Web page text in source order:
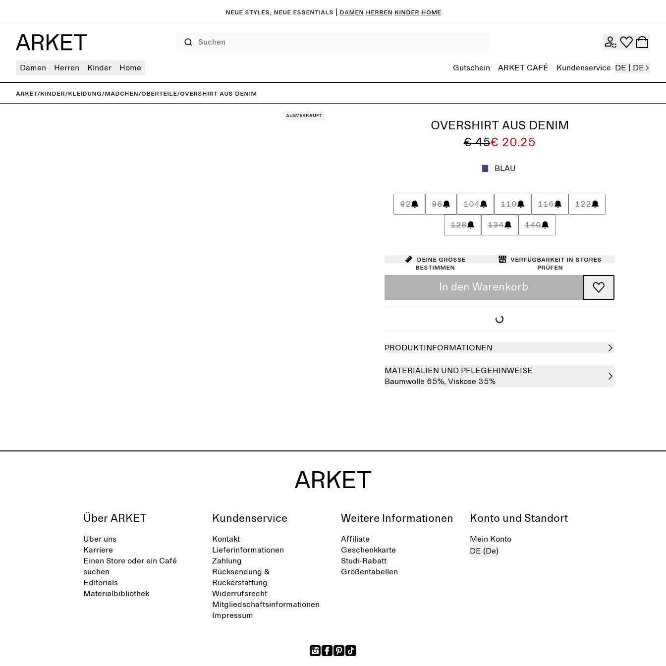
Neue Styles, neue Essentials | DAMEN HERREN KINDER HOME
Damen Herren Kinder Home Gutschein ARKET CAFÉ Kundenservice DE | DE
ARKET/Kinder/Kleidung/Mädchen/Oberteile/Overshirt aus Denim
Ausverkauft
OVERSHIRT AUS DENIM
€ 45€ 20.25
BLAU
92 98 104 110 116 122
128 134 140
Deine Größe
bestimmen
Verfügbarkeit in Stores
prüfen
In den Warenkorb
PRODUKTINFORMATIONEN
MATERIALIEN UND PFLEGEHINWEISE
Baumwolle 65%, Viskose 35%
Über ARKET
Über uns
Karriere
Einen Store oder ein Café
suchen
Editorials
Materialbibliothek
Kundenservice
Kontakt
Lieferinformationen
Zahlung
Rücksendung &
Rückerstattung
Widerrufsrecht
Mitgliedschaftsinformationen
Impressum
Weitere Informationen
Affiliate
Geschenkkarte
Studi-Rabatt
Größentabellen
Konto und Standort
Mein Konto
DE (De)